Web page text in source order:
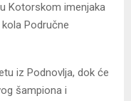
Kotorskom imenjaka
Područne
iz Podnovlja, dok će
šampiona i